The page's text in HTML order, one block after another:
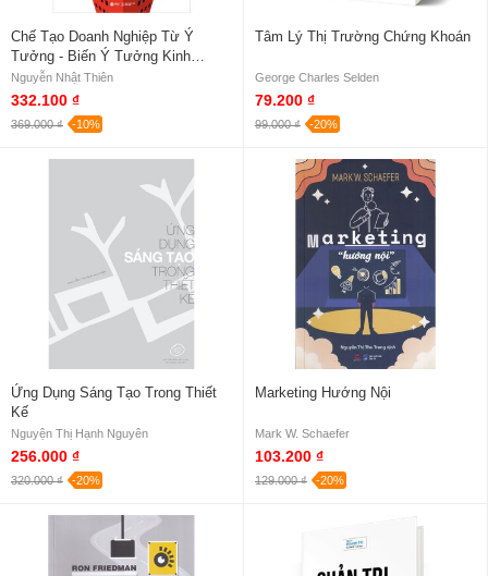
Chế Tạo Doanh Nghiệp Từ Ý
Tưởng - Biến Ý Tưởng Kinh
Doanh Thành Tài Sản Của Doanh
Nghiệp
Nguyễn Nhật Thiên
332.100 ₫
369.000 ₫ -10%
Tâm Lý Thị Trường Chứng Khoán
George Charles Selden
79.200 ₫
99.000 ₫ -20%
Ứng Dụng Sáng Tạo Trong Thiết
Kế
Nguyện Thị Hạnh Nguyên
256.000 ₫
320.000 ₫ -20%
Marketing Hướng Nội
Mark W. Schaefer
103.200 ₫
129.000 ₫ -20%